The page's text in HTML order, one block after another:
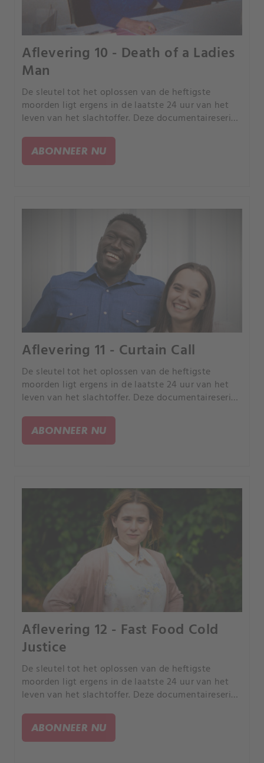
Aflevering 10 - Death of a Ladies
Man
De sleutel tot het oplossen van de heftigste
moorden ligt ergens in de laatste 24 uur van het
leven van het slachtoffer. Deze documentaireserie
de gebeurtenissen in elkaar proberen te zetten.
ABONNEER NU
Aflevering 11 - Curtain Call
De sleutel tot het oplossen van de heftigste
moorden ligt ergens in de laatste 24 uur van het
leven van het slachtoffer. Deze documentaireserie
de gebeurtenissen in elkaar proberen te zetten.
ABONNEER NU
Aflevering 12 - Fast Food Cold
Justice
De sleutel tot het oplossen van de heftigste
moorden ligt ergens in de laatste 24 uur van het
leven van het slachtoffer. Deze documentaireserie
de gebeurtenissen in elkaar proberen te zetten.
ABONNEER NU